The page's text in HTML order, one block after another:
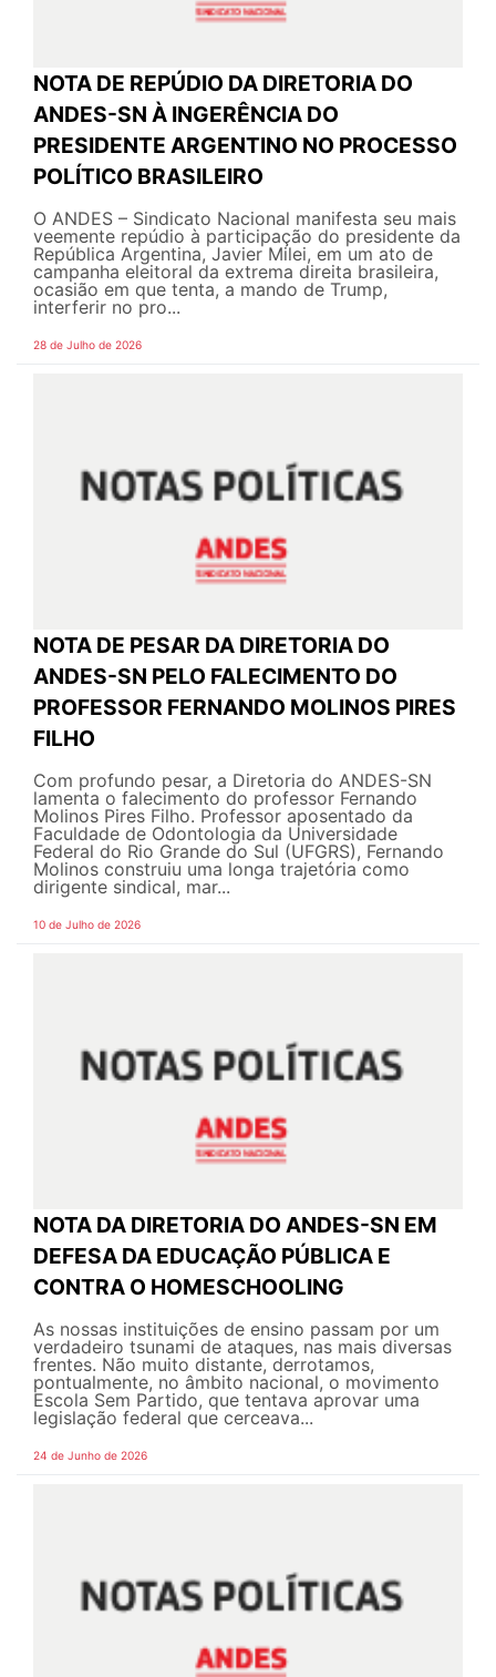
NOTA DE REPÚDIO DA DIRETORIA DO
ANDES-SN À INGERÊNCIA DO
PRESIDENTE ARGENTINO NO PROCESSO
POLÍTICO BRASILEIRO
O ANDES – Sindicato Nacional manifesta seu mais
veemente repúdio à participação do presidente da
República Argentina, Javier Milei, em um ato de
campanha eleitoral da extrema direita brasileira,
ocasião em que tenta, a mando de Trump,
interferir no pro...
28 de Julho de 2026
NOTA DE PESAR DA DIRETORIA DO
ANDES-SN PELO FALECIMENTO DO
PROFESSOR FERNANDO MOLINOS PIRES
FILHO
Com profundo pesar, a Diretoria do ANDES-SN
lamenta o falecimento do professor Fernando
Molinos Pires Filho. Professor aposentado da
Faculdade de Odontologia da Universidade
Federal do Rio Grande do Sul (UFGRS), Fernando
Molinos construiu uma longa trajetória como
dirigente sindical, mar...
10 de Julho de 2026
NOTA DA DIRETORIA DO ANDES-SN EM
DEFESA DA EDUCAÇÃO PÚBLICA E
CONTRA O HOMESCHOOLING
As nossas instituições de ensino passam por um
verdadeiro tsunami de ataques, nas mais diversas
frentes. Não muito distante, derrotamos,
pontualmente, no âmbito nacional, o movimento
Escola Sem Partido, que tentava aprovar uma
legislação federal que cerceava...
24 de Junho de 2026